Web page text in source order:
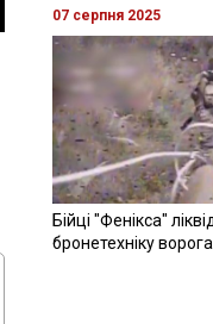
07 серпня 2025
Бійці "Фенікса"
бронетехніку